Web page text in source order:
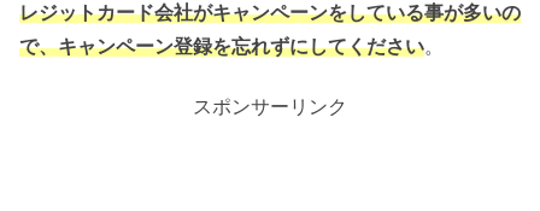
レジットカード会社がキャンペーンをしている事が多いの
で、キャンペーン登録を忘れずにしてください。
スポンサーリンク